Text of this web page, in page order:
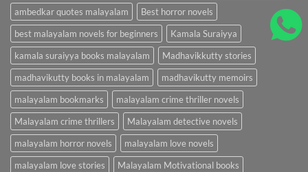
ambedkar quotes malayalam
Best horror novels
best malayalam novels for beginners
Kamala Suraiyya
kamala suraiyya books malayalam
Madhavikkutty stories
madhavikutty books in malayalam
madhavikutty memoirs
malayalam bookmarks
malayalam crime thriller novels
Malayalam crime thrillers
Malayalam detective novels
malayalam horror novels
malayalam love novels
malayalam love stories
Malayalam Motivational books